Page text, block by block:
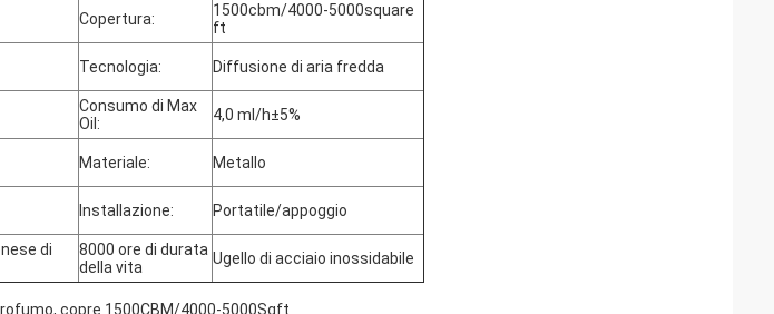
Copertura:
1500cbm/4000-5000square
ft
Tecnologia: Diffusione di aria fredda
Consumo di Max
Oil:
4,0 ml/h±5%
Materiale: Metallo
Installazione: Portatile/appoggio
di
8000 ore di durata
della vita
Ugello di acciaio inossidabile
copre 1500CBM/4000-5000Sqft